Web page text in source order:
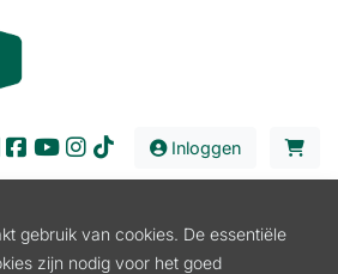
Inloggen
gebruik van cookies. De essentiële
zijn nodig voor het goed